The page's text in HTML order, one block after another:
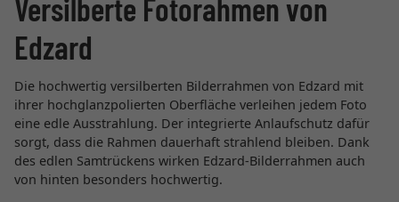
Versilberte Fotorahmen von
Edzard
Die hochwertig versilberten Bilderrahmen von Edzard mit
ihrer hochglanzpolierten Oberfläche verleihen jedem Foto
eine edle Ausstrahlung. Der integrierte Anlaufschutz dafür
sorgt, dass die Rahmen dauerhaft strahlend bleiben. Dank
des edlen Samtrückens wirken Edzard-Bilderrahmen auch
von hinten besonders hochwertig.